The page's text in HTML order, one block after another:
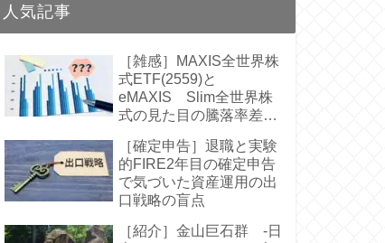
人気記事
［雑感］MAXIS全世界株
式ETF(2559)と
eMAXIS Slim全世界株
式の見た目の騰落率差に
［確定申告］退職と実験
的FIRE2年目の確定申告
で気づいた資産運用の出
口戦略の盲点
［紹介］金山巨石群 -日